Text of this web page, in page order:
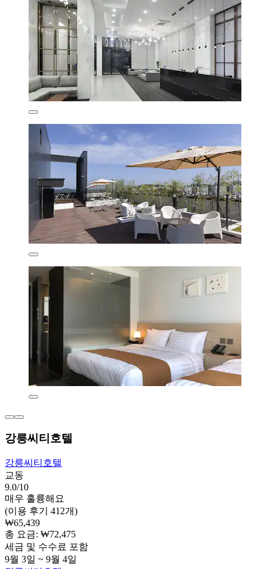
강릉씨티호텔
강릉씨티호텔
교동
9.0/10
매우 훌륭해요
(이용 후기 412개)
₩65,439
총 요금: ₩72,475
세금 및 수수료 포함
9월 3일 ~ 9월 4일